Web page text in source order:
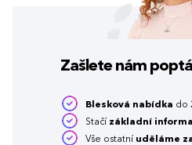
Zašlete nám
Blesková nabídka do
Stačí základní
Vše ostatní uděláme